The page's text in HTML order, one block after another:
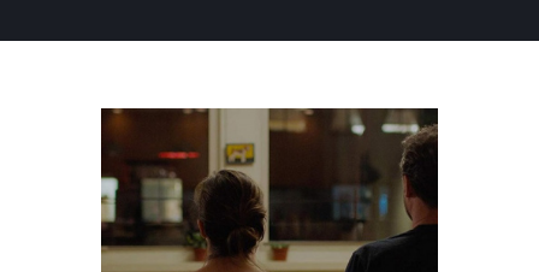
FILMMAKING
EΠΙΚΟΙΝΩΝΙΑ